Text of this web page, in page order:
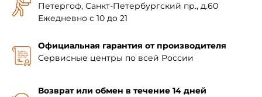
Петергоф, Санкт-Петербургский пр., д.60
Ежедневно с 10 до 21
Официальная гарантия от производителя
Сервисные центры по всей России
Возврат или обмен в течение 14 дней